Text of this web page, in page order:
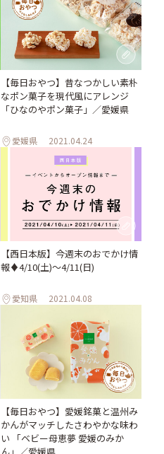
【毎日おやつ】昔なつかしい素朴
なポン菓子を現代風にアレンジ
「ひなのやポン菓子」／愛媛県
愛媛県 2021.04.24
【西日本版】今週末のおでかけ情
報♦︎4/10(土)〜4/11(日)
愛知県 2021.04.08
【毎日おやつ】愛媛銘菓と温州み
かんがマッチしたさわやかな味わ
い 「ベビー母恵夢 愛媛のみか